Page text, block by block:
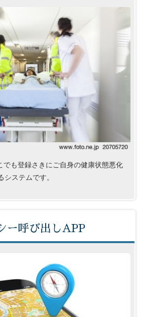
でも登録さきにご自身の健康状態悪化
システムです。
ー呼び出しAPP